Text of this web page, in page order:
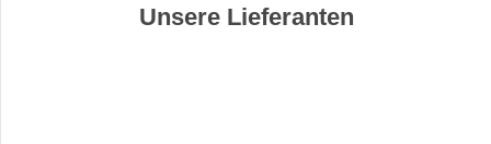
Unsere Lieferanten